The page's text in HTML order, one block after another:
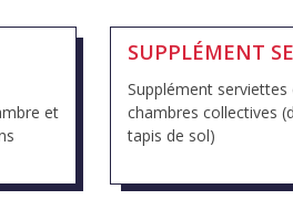
et
SUPPLÉMENT
Supplément
chambres collectives
tapis de sol)